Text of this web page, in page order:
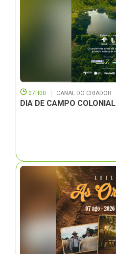
07H00 CANAL DO CRIADOR
DIA DE CAMPO COLONIAL